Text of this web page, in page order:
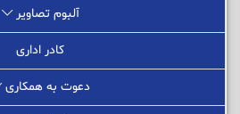
آلبوم تصاویر
کادر اداری
دعوت به همکاری